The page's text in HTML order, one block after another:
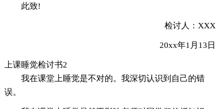
此致!
检讨人：XXX
20xx年1月13日
上课睡觉检讨书2
我在课堂上睡觉是不对的。我深切认识到自己的错
误。